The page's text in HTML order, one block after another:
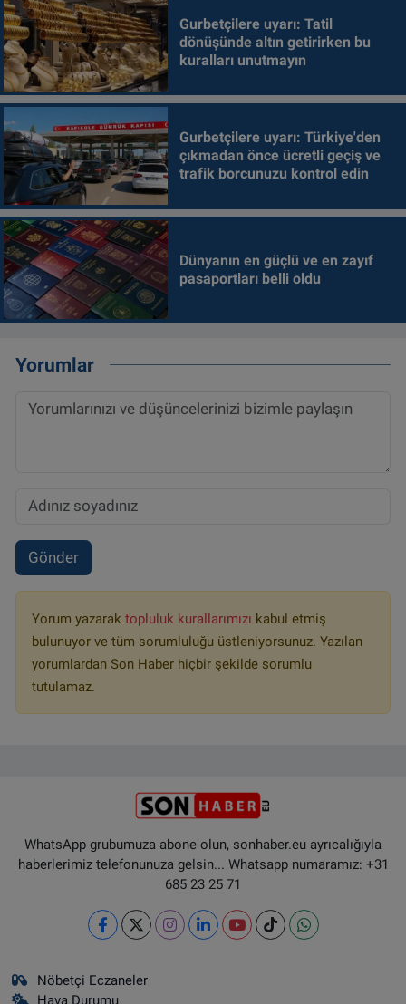
Gurbetçilere uyarı: Tatil
dönüşünde altın getirirken bu
kuralları unutmayın
Gurbetçilere uyarı: Türkiye'den
çıkmadan önce ücretli geçiş ve
trafik borcunuzu kontrol edin
Dünyanın en güçlü ve en zayıf
pasaportları belli oldu
Yorumlar
Gönder
Yorum yazarak topluluk kurallarımızı kabul etmiş
bulunuyor ve tüm sorumluluğu üstleniyorsunuz. Yazılan
yorumlardan Son Haber hiçbir şekilde sorumlu
tutulamaz.
WhatsApp grubumuza abone olun, sonhaber.eu ayrıcalığıyla
haberlerimiz telefonunuza gelsin... Whatsapp numaramız: +31
685 23 25 71
Nöbetçi Eczaneler
Hava Durumu